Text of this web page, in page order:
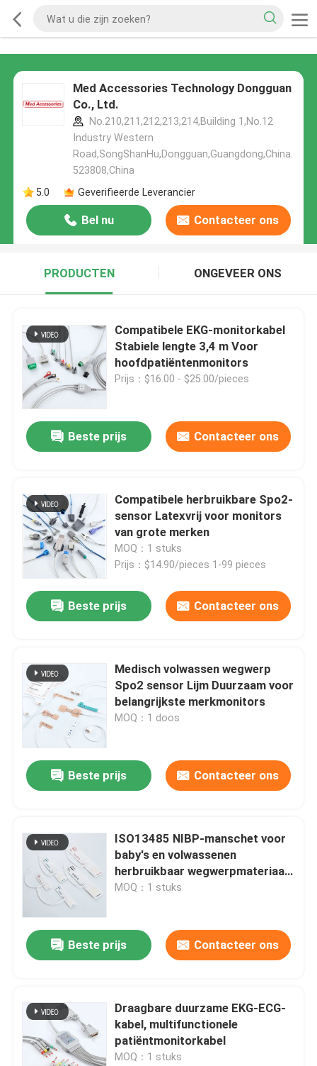
Med Accessories Technology Dongguan
Co., Ltd.
No.210,211,212,213,214,Building 1,No.12
Industry Western
Road,SongShanHu,Dongguan,Guangdong,China.
523808,China
5.0
Geverifieerde Leverancier
Bel nu Contacteer ons
PRODUCTEN ONGEVEER ONS
Compatibele EKG-monitorkabel
Stabiele lengte 3,4 m Voor
hoofdpatiëntenmonitors
Prijs：$16.00 - $25.00/pieces
Beste prijs Contacteer ons
Compatibele herbruikbare Spo2-
sensor Latexvrij voor monitors
van grote merken
MOQ：1 stuks
Prijs：$14.90/pieces 1-99 pieces
Beste prijs Contacteer ons
Medisch volwassen wegwerp
Spo2 sensor Lijm Duurzaam voor
belangrijkste merkmonitors
MOQ：1 doos
Beste prijs Contacteer ons
ISO13485 NIBP-manschet voor
baby's en volwassenen
herbruikbaar wegwerpmateriaal
van PU
MOQ：1 stuks
Beste prijs Contacteer ons
Draagbare duurzame EKG-ECG-
kabel, multifunctionele
patiëntmonitorkabel
MOQ：1 stuks